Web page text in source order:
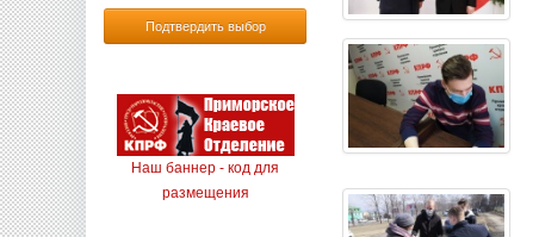
Подтвердить выбор
Наш баннер - код для
размещения